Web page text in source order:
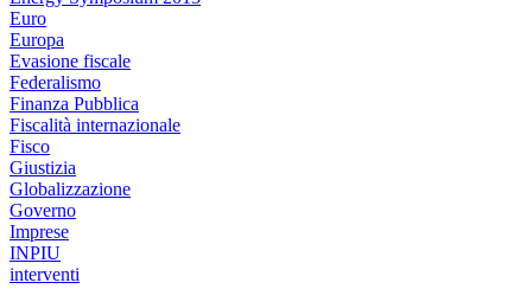
Euro
Europa
Evasione fiscale
Federalismo
Finanza Pubblica
Fiscalità internazionale
Fisco
Giustizia
Globalizzazione
Governo
Imprese
INPIU
interventi